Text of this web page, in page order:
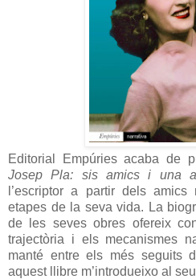
Editorial Empúries acaba de
Josep Pla: sis amics i una
l’escriptor a partir dels
etapes de la seva vida. La
de les seves obres ofereix
trajectòria i els mecanismes
manté entre els més seguits
aquest llibre m’introdueixo al